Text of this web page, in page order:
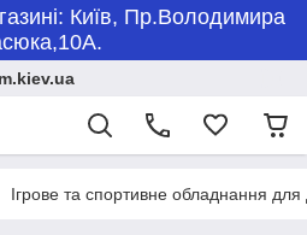
Київ, Пр.Володимира
Ігрове та спортивне обладнання для